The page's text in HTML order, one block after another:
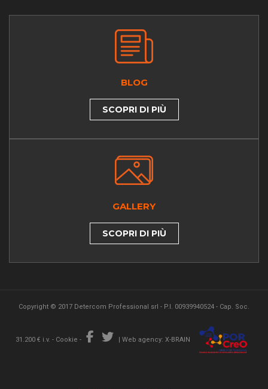
BLOG
SCOPRI DI PIÙ
GALLERY
SCOPRI DI PIÙ
Copyright © 2017 Detercom Professional srl - P.I. 00939940524 - Cap. Soc.
31.200 € i.v. - Cookie - | Web agency: X-BRAIN